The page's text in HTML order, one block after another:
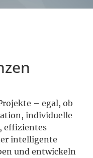
– egal, ob
individuelle
effizientes
intelligente
und entwickeln